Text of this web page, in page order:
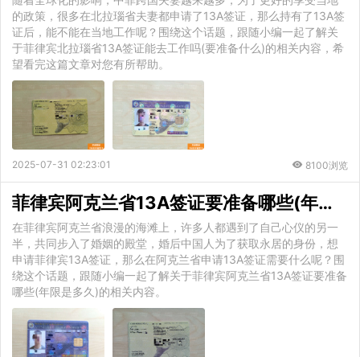
的政策，很多在北拉瑙省夫妻都申请了13A签证，那么持有了13A签
证后，能不能在当地工作呢？围绕这个话题，跟随小编一起了解关
于菲律宾北拉瑙省13A签证能去工作吗(要准备什么)的相关内容，希
望看完这篇文章对您有所帮助。
2025-07-31 02:23:01 8100浏览
菲律宾阿克兰省13A签证要准备哪些(年限是多久)
在菲律宾阿克兰省浪漫的海滩上，许多人都遇到了自己心仪的另一
半，共同步入了婚姻的殿堂，婚后中国人为了获取永居的身份，想
申请菲律宾13A签证，那么在阿克兰省申请13A签证需要什么呢？围
绕这个话题，跟随小编一起了解关于菲律宾阿克兰省13A签证要准备
哪些(年限是多久)的相关内容。